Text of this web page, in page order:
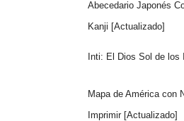
Abecedario Japonés
Kanji [Actualizado]
Inti: El Dios Sol de los
Mapa de América con
Imprimir [Actualizado]